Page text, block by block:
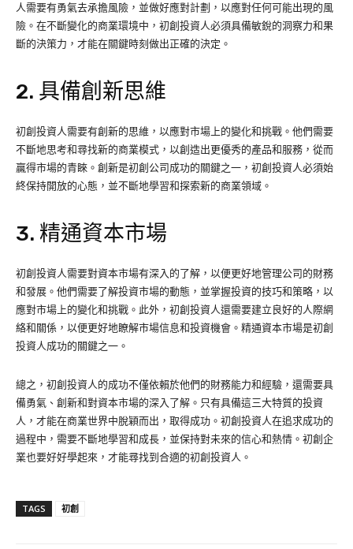
人需要有勇氣去承擔風險，並做好應對計劃，以應對任何可能出現的風
險。在不斷變化的商業環境中，初創投資人必須具備敏銳的洞察力和果
斷的決策力，才能在關鍵時刻做出正確的決定。
2. 具備創新思維
初創投資人需要有創新的思維，以應對市場上的變化和挑戰。他們需要
不斷地思考和尋找新的商業模式，以創造出更優秀的產品和服務，從而
贏得市場的青睞。創新是初創公司成功的關鍵之一，初創投資人必須始
終保持開放的心態，並不斷地學習和探索新的商業領域。
3. 精通資本市場
初創投資人需要對資本市場有深入的了解，以便更好地管理公司的財務
和發展。他們需要了解投資市場的動態，並掌握投資的技巧和策略，以
應對市場上的變化和挑戰。此外，初創投資人還需要建立良好的人際網
絡和關係，以便更好地瞭解市場信息和投資機會。精通資本市場是初創
投資人成功的關鍵之一。
總之，初創投資人的成功不僅依賴於他們的財務能力和經驗，還需要具
備勇氣、創新和對資本市場的深入了解。只有具備這三大特質的投資
人，才能在商業世界中脫穎而出，取得成功。初創投資人在追求成功的
過程中，需要不斷地學習和成長，並保持對未來的信心和熱情。初創企
業也要好好學起來，才能尋找到合適的初創投資人。
TAGS 初創